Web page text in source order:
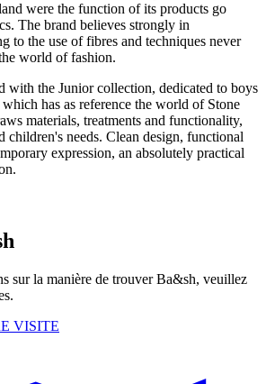
were the function of its products go
The brand believes strongly in
to the use of fibres and techniques never
world of fashion.
with the Junior collection, dedicated to boys
has as reference the world of Stone
materials, treatments and functionality,
children's needs. Clean design, functional
expression, an absolutely practical
sur la manière de trouver Ba&sh, veuillez
VISITE